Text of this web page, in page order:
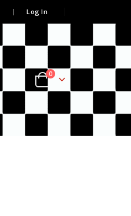
Log In
0